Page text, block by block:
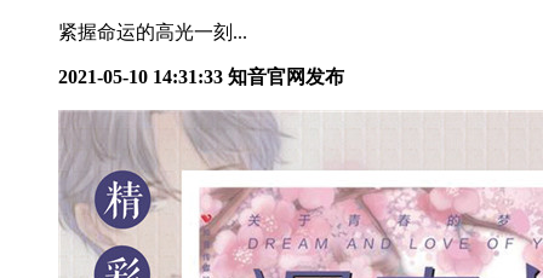
紧握命运的高光一刻...
2021-05-10 14:31:33 知音官网发布